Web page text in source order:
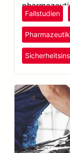
Fallstudien